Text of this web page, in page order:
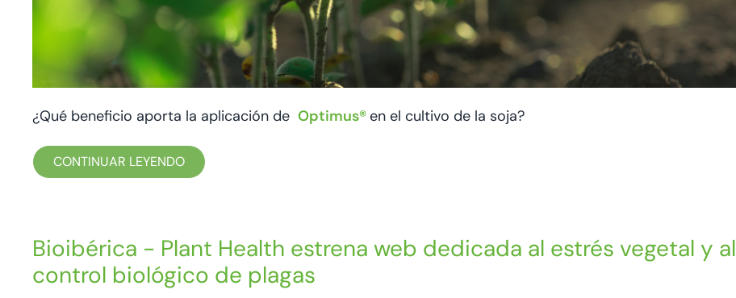
¿Qué beneficio aporta la aplicación de Optimus® en el cultivo de la soja?
CONTINUAR LEYENDO
Bioibérica - Plant Health estrena web dedicada al estrés vegetal y al
control biológico de plagas